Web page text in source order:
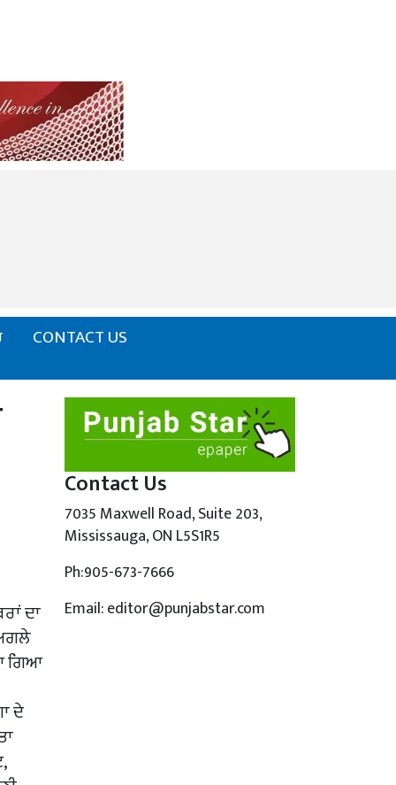
CONTACT US
ਦਾ
ਗਿਆ
ਦੇ
Contact Us
7035 Maxwell Road, Suite 203,
Mississauga, ON L5S1R5
Ph:905-673-7666
Email: editor@punjabstar.com